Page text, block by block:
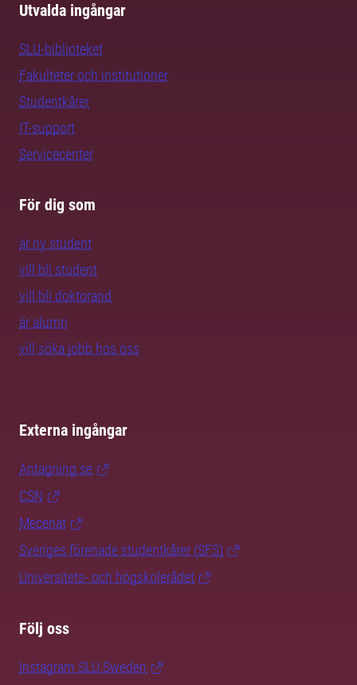
Utvalda ingångar
SLU-biblioteket
Fakulteter och institutioner
Studentkårer
IT-support
Servicecenter
För dig som
är ny student
vill bli student
vill bli doktorand
är alumn
vill söka jobb hos oss
Externa ingångar
Antagning.se
CSN
Mecenat
Sveriges förenade studentkårer (SFS)
Universitets- och högskolerådet
Följ oss
Instagram SLU.Sweden